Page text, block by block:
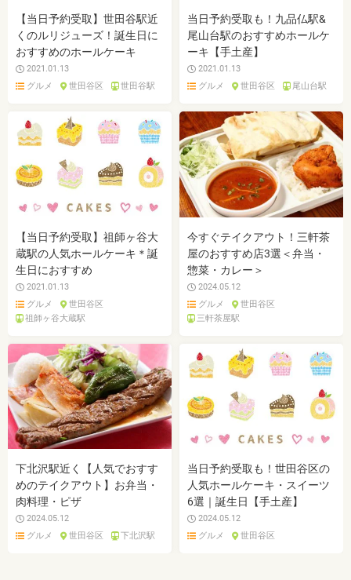
【当日予約受取】世田谷駅近
くのルリジューズ！誕生日に
おすすめのホールケーキ
2021.01.13
グルメ
世田谷区 世田谷駅
当日予約受取も！九品仏駅&
尾山台駅のおすすめホールケ
ーキ【手土産】
2021.01.13
グルメ
世田谷区 尾山台駅
【当日予約受取】祖師ヶ谷大
蔵駅の人気ホールケーキ＊誕
生日におすすめ
2021.01.13
グルメ
世田谷区
祖師ヶ谷大蔵駅
今すぐテイクアウト！三軒茶
屋のおすすめ店3選＜弁当・
惣菜・カレー＞
2024.05.12
グルメ
世田谷区
三軒茶屋駅
下北沢駅近く【人気でおすす
めのテイクアウト】お弁当・
肉料理・ピザ
2024.05.12
グルメ
世田谷区 下北沢駅
当日予約受取も！世田谷区の
人気ホールケーキ・スイーツ
6選｜誕生日【手土産】
2024.05.12
グルメ
世田谷区